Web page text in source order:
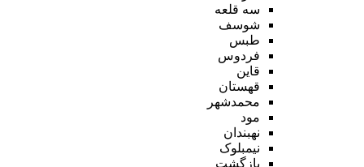
سه قلعه
شوسف
طبس
فردوس
قاین
قهستان
محمدشهر
مود
نهبندان
نیمبلوک
بازگشت